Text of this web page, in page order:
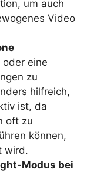
um auch
Video
eine
zu
hilfreich,
ist, da
oft zu
können,
wird.
Modus bei